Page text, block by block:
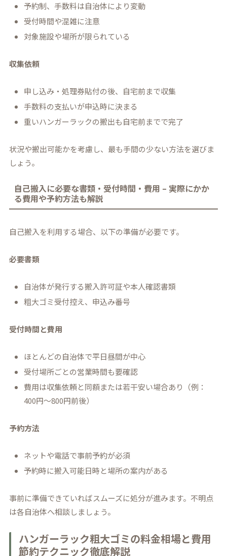
予約制、手数料は自治体により変動
受付時間や混雑に注意
対象施設や場所が限られている
収集依頼
申し込み・処理券貼付の後、自宅前まで収集
手数料の支払いが申込時に決まる
重いハンガーラックの搬出も自宅前までで完了
状況や搬出可能かを考慮し、最も手間の少ない方法を選びま
しょう。
自己搬入に必要な書類・受付時間・費用 – 実際にかか
る費用や予約方法も解説
自己搬入を利用する場合、以下の準備が必要です。
必要書類
自治体が発行する搬入許可証や本人確認書類
粗大ゴミ受付控え、申込み番号
受付時間と費用
ほとんどの自治体で平日昼間が中心
受付場所ごとの営業時間も要確認
費用は収集依頼と同額または若干安い場合あり（例：
400円～800円前後）
予約方法
ネットや電話で事前予約が必須
予約時に搬入可能日時と場所の案内がある
事前に準備できていればスムーズに処分が進みます。不明点
は各自治体へ相談しましょう。
ハンガーラック粗大ゴミの料金相場と費用
節約テクニック徹底解説